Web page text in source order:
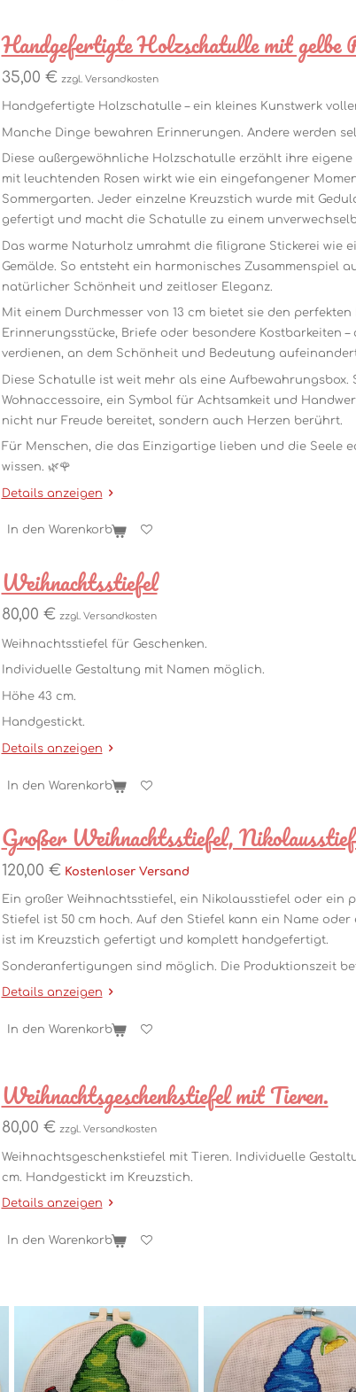
Handgefertigte Holzschatulle mit gelbe
35,00 € zzgl. Versandkosten
Handgefertigte Holzschatulle – ein kleines Kunstwerk
Manche Dinge bewahren Erinnerungen. Andere werden
Diese außergewöhnliche Holzschatulle erzählt ihre
mit leuchtenden Rosen wirkt wie ein eingefangener
Sommergarten. Jeder einzelne Kreuzstich wurde mit
gefertigt und macht die Schatulle zu einem
Das warme Naturholz umrahmt die filigrane Stickerei wie
Gemälde. So entsteht ein harmonisches Zusammenspiel
natürlicher Schönheit und zeitloser Eleganz.
Mit einem Durchmesser von 13 cm bietet sie den
Erinnerungsstücke, Briefe oder besondere Kostbarkeiten
verdienen, an dem Schönheit und Bedeutung
Diese Schatulle ist weit mehr als eine Aufbewahrungsbox.
Wohnaccessoire, ein Symbol für Achtsamkeit und
nicht nur Freude bereitet, sondern auch Herzen berührt.
Für Menschen, die das Einzigartige lieben und die Seele
wissen. 🌿🌹
Details anzeigen
In den Warenkorb
Weihnachtsstiefel
80,00 € zzgl. Versandkosten
Weihnachtsstiefel für Geschenken.
Individuelle Gestaltung mit Namen möglich.
Höhe 43 cm.
Handgestickt.
Details anzeigen
In den Warenkorb
Großer Weihnachtsstiefel,
120,00 € Kostenloser Versand
Ein großer Weihnachtsstiefel, ein Nikolausstiefel oder ein
Stiefel ist 50 cm hoch. Auf den Stiefel kann ein Name
ist im Kreuzstich gefertigt und komplett handgefertigt.
Sonderanfertigungen sind möglich. Die Produktionszeit
Details anzeigen
In den Warenkorb
Weihnachtsgeschenkstiefel mit Tieren.
80,00 € zzgl. Versandkosten
Weihnachtsgeschenkstiefel mit Tieren. Individuelle
cm. Handgestickt im Kreuzstich.
Details anzeigen
In den Warenkorb